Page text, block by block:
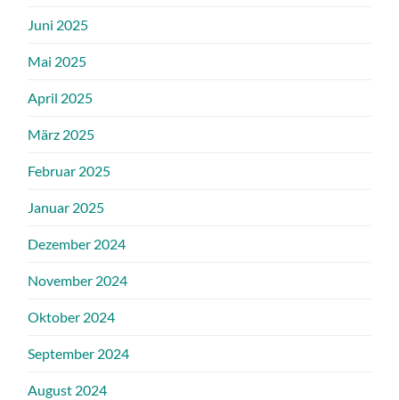
Juni 2025
Mai 2025
April 2025
März 2025
Februar 2025
Januar 2025
Dezember 2024
November 2024
Oktober 2024
September 2024
August 2024